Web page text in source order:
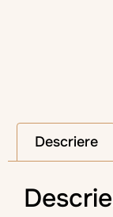
Descriere